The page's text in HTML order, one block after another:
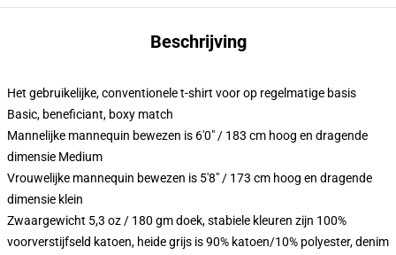
Beschrijving
Het gebruikelijke, conventionele t-shirt voor op regelmatige basis
Basic, beneficiant, boxy match
Mannelijke mannequin bewezen is 6'0" / 183 cm hoog en dragende
dimensie Medium
Vrouwelijke mannequin bewezen is 5'8" / 173 cm hoog en dragende
dimensie klein
Zwaargewicht 5,3 oz / 180 gm doek, stabiele kleuren zijn 100%
voorverstijfseld katoen, heide grijs is 90% katoen/10% polyester, denim